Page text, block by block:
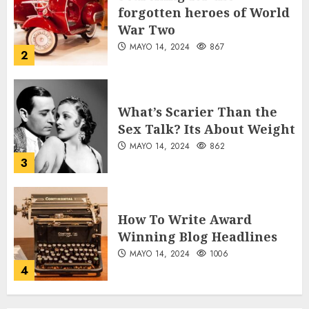
2
forgotten heroes of World
War Two
MAYO 14, 2024 867
3
What’s Scarier Than the
Sex Talk? Its About Weight
MAYO 14, 2024 862
4
How To Write Award
Winning Blog Headlines
MAYO 14, 2024 1006